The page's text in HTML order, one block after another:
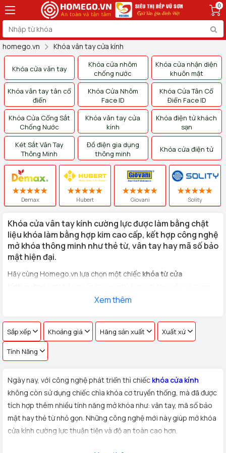
0
homego.vn Khóa vân tay cửa kính
Khóa cửa vân tay
Khóa cửa nhôm
chống nước
Khóa cửa nhận diện
khuôn mặt
Khóa vân tay tân cổ
điển
Khóa Cửa Nhôm
Face ID
Khóa Cửa Tân Cổ
Điển Face ID
Khóa Cửa Cổng Sắt
Chống Nước
Khóa vân tay cửa
kính
Khóa điện tử khách
sạn
Két Sắt Vân Tay
Thông Minh
Đồ điện gia dụng
thông minh
Khóa cửa điện tử
Demax Hubert Giovani Solity
Khóa cửa vân tay kính cường lực được làm bằng chật
liệu khóa làm bằng hợp kim cao cấp, kết hợp công nghệ
mở khóa thông minh như thẻ từ, vân tay hay mã số bảo
mật hiện đại.
Hãy cùng Homego.vn lựa chọn một chiếc khóa từ cửa
cửa kính văn phòng, cửa hàng, nhà riêng
Xem thêm
Sắp xếp Khoảng giá Hãng sản xuất Xuất xứ
Tính Năng
Ngày nay, với công nghệ phát triển thì chiếc khóa cửa kính
không còn sử dụng chiếc chìa khóa cơ truyền thống, mà đã được
tích hợp thêm nhiều tính năng mở khóa như: vân tay, mã số bảo
mật hay thẻ từ nhỏ gọn. Những công nghệ mới này giúp mở khóa
cửa kính cường lực thuận tiện và độ an toàn cao hơn.